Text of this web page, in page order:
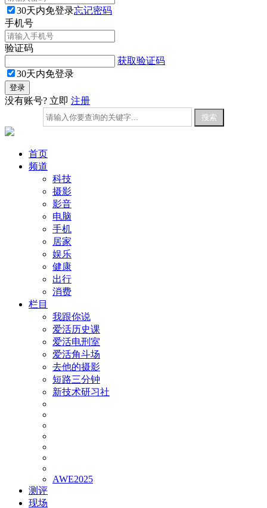
30天内免登录忘记密码
手机号
验证码
获取验证码
30天内免登录
没有账号? 立即 注册
首页
频道
科技
摄影
影音
电脑
手机
居家
娱乐
健康
出行
消费
栏目
我跟你说
爱活历史课
爱活电刑室
爱活角斗场
去他的摄影
短路三分钟
新技术研习社
AWE2025
测评
现场